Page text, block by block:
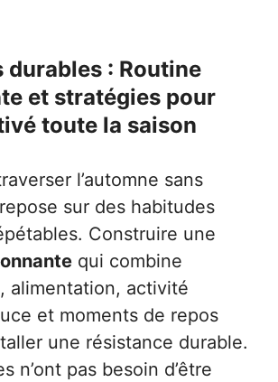
durables : Routine
et stratégies pour
toute la saison
l’automne sans
sur des habitudes
Construire une
qui combine
alimentation, activité
et moments de repos
une résistance durable.
n’ont pas besoin d’être